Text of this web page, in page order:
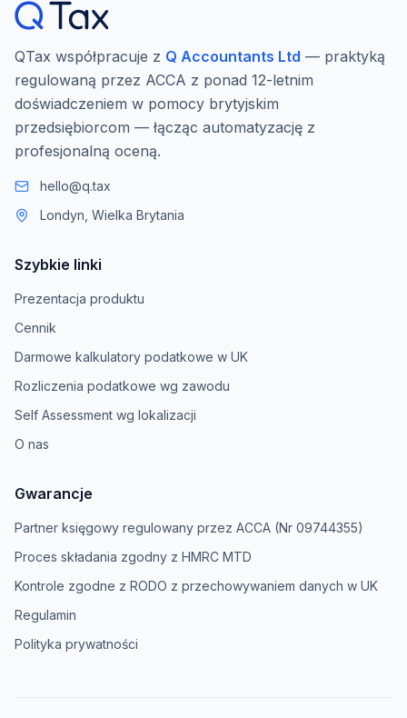
QTax współpracuje z Q Accountants Ltd — praktyką
regulowaną przez ACCA z ponad 12-letnim
doświadczeniem w pomocy brytyjskim
przedsiębiorcom — łącząc automatyzację z
profesjonalną oceną.
hello@q.tax
Londyn, Wielka Brytania
Szybkie linki
Prezentacja produktu
Cennik
Darmowe kalkulatory podatkowe w UK
Rozliczenia podatkowe wg zawodu
Self Assessment wg lokalizacji
O nas
Gwarancje
Partner księgowy regulowany przez ACCA (Nr 09744355)
Proces składania zgodny z HMRC MTD
Kontrole zgodne z RODO z przechowywaniem danych w UK
Regulamin
Polityka prywatności